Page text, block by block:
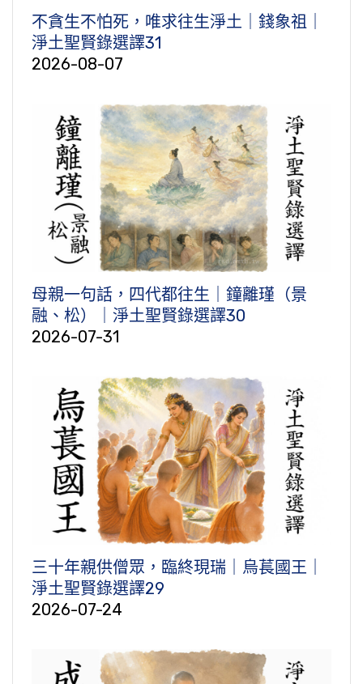
不貪生不怕死，唯求往生淨土｜錢象祖｜
淨土聖賢錄選譯31
2026-08-07
母親一句話，四代都往生｜鐘離瑾（景
融、松）｜淨土聖賢錄選譯30
2026-07-31
三十年親供僧眾，臨終現瑞｜烏萇國王｜
淨土聖賢錄選譯29
2026-07-24